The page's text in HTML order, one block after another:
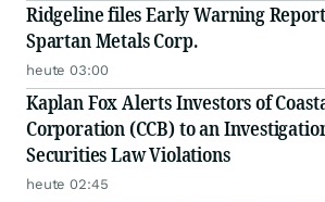
Ridgeline files Early Warning
Spartan Metals Corp.
heute 03:00
Kaplan Fox Alerts Investors of
Corporation (CCB) to an
Securities Law Violations
heute 02:45